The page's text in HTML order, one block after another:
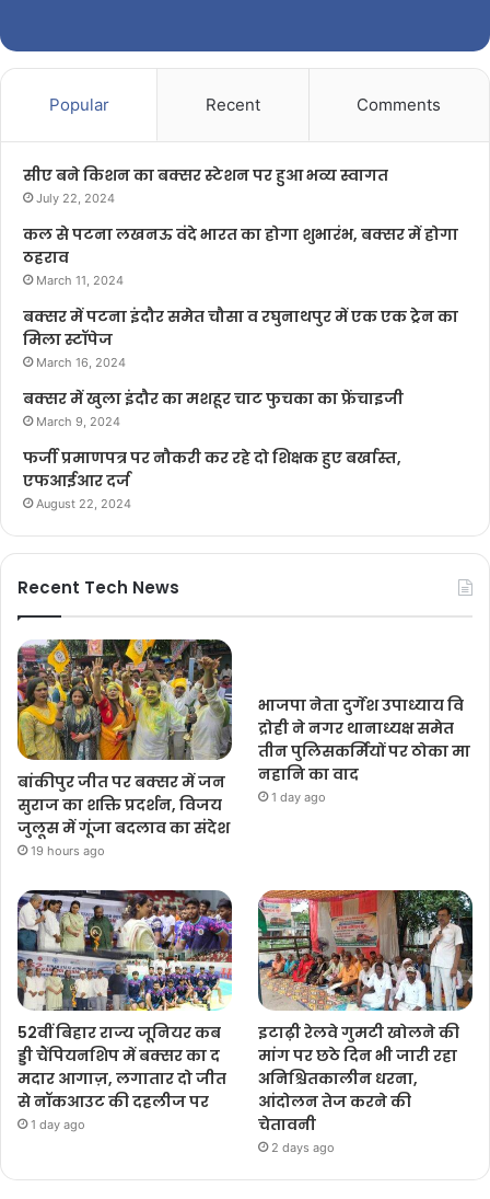
Popular Recent Comments
सीए बने किशन का बक्सर स्टेशन पर हुआ भव्य स्वागत
July 22, 2024
कल से पटना लखनऊ वंदे भारत का होगा शुभारंभ, बक्सर में होगा
ठहराव
March 11, 2024
बक्सर में पटना इंदौर समेत चौसा व रघुनाथपुर में एक एक ट्रेन का
मिला स्टॉपेज
March 16, 2024
बक्सर में खुला इंदौर का मशहूर चाट फुचका का फ्रेंचाइजी
March 9, 2024
फर्जी प्रमाणपत्र पर नौकरी कर रहे दो शिक्षक हुए बर्खास्त,
एफआईआर दर्ज
August 22, 2024
Recent Tech News
बांकीपुर जीत पर बक्सर में जन
सुराज का शक्ति प्रदर्शन, विजय
जुलूस में गूंजा बदलाव का संदेश
19 hours ago
भाजपा नेता दुर्गेश उपाध्याय वि
द्रोही ने नगर थानाध्यक्ष समेत
तीन पुलिसकर्मियों पर ठोका मा
नहानि का वाद
1 day ago
52वीं बिहार राज्य जूनियर कब
ड्डी चैंपियनशिप में बक्सर का द
मदार आगाज़, लगातार दो जीत
से नॉकआउट की दहलीज पर
1 day ago
इटाढ़ी रेलवे गुमटी खोलने की
मांग पर छठे दिन भी जारी रहा
अनिश्चितकालीन धरना,
आंदोलन तेज करने की
चेतावनी
2 days ago